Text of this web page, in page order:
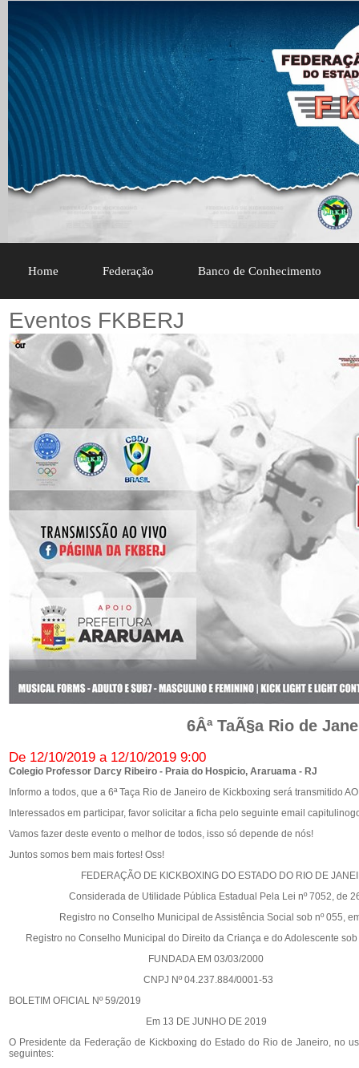
Home Federação Banco de Conhecimento
Eventos FKBERJ
6Âª TaÃ§a Rio de
De 12/10/2019 a 12/10/2019 9:00
Colegio Professor Darcy Ribeiro - Praia do Hospicio, Araruama - RJ
Informo a todos, que a 6ª Taça Rio de Janeiro de Kickboxing será transmitido
Interessados em participar, favor solicitar a ficha pelo seguinte email
Vamos fazer deste evento o melhor de todos, isso só depende de nós!
Juntos somos bem mais fortes! Oss!
FEDERAÇÃO DE KICKBOXING DO ESTADO DO RIO DE
Considerada de Utilidade Pública Estadual Pela Lei nº 7052, de
Registro no Conselho Municipal de Assistência Social sob nº 055, em
Registro no Conselho Municipal do Direito da Criança e do Adolescente sob
FUNDADA EM 03/03/2000
CNPJ Nº 04.237.884/0001-53
BOLETIM OFICIAL Nº 59/2019
Em 13 DE JUNHO DE 2019
O Presidente da Federação de Kickboxing do Estado do Rio de Janeiro, no
seguintes: